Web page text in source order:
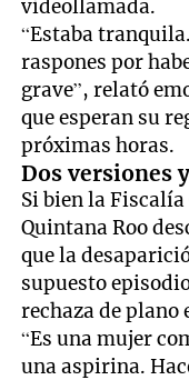
videollamada.
“Estaba
raspones por
grave”, relató
que esperan su
próximas horas.
Dos versiones
Si bien la
Quintana Roo
que la
supuesto
rechaza de plano
“Es una mujer
una aspirina.